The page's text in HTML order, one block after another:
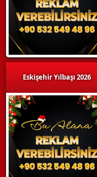
Eskişehir Yılbaşı 2026